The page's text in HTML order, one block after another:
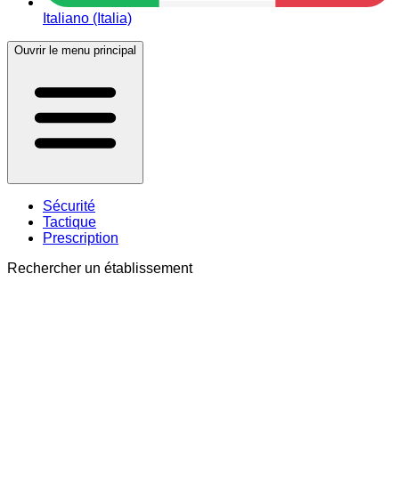
Italiano (Italia)
Ouvrir le menu principal
Sécurité
Tactique
Prescription
Rechercher un établissement